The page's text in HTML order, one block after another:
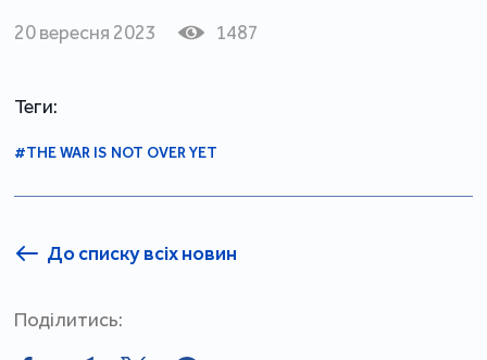
20 вересня 2023 1487
Теги:
#THE WAR IS NOT OVER YET
До списку всіх новин
Поділитись: